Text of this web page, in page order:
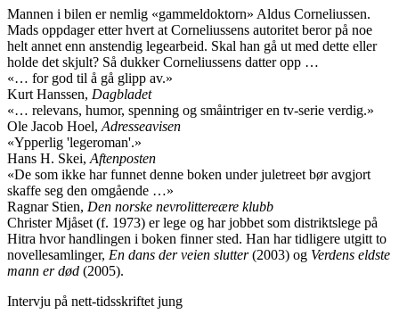
Mannen i bilen er nemlig «gammeldoktorn» Aldus Corneliussen.
Mads oppdager etter hvert at Corneliussens autoritet beror på noe
helt annet enn anstendig legearbeid. Skal han gå ut med dette eller
holde det skjult? Så dukker Corneliussens datter opp …
«… for god til å gå glipp av.»
Kurt Hanssen, Dagbladet
«… relevans, humor, spenning og småintriger en tv-serie verdig.»
Ole Jacob Hoel, Adresseavisen
«Ypperlig 'legeroman'.»
Hans H. Skei, Aftenposten
«De som ikke har funnet denne boken under juletreet bør avgjort
skaffe seg den omgående …»
Ragnar Stien, Den norske nevrolittereære klubb
Christer Mjåset (f. 1973) er lege og har jobbet som distriktslege på
Hitra hvor handlingen i boken finner sted. Han har tidligere utgitt to
novellesamlinger, En dans der veien slutter(2003) og Verdens eldste
mann er død (2005).
Intervju på nett-tidsskriftet jung